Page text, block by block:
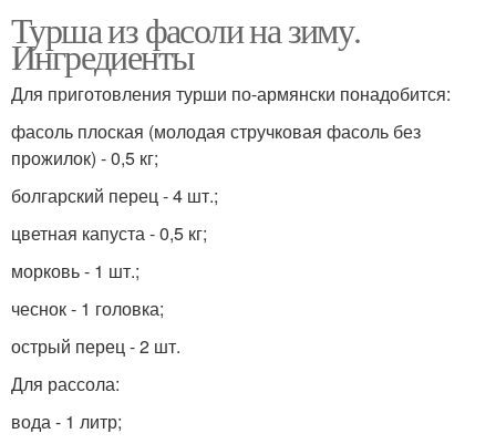
Турша из фасоли на зиму.
Ингредиенты
Для приготовления турши по-армянски понадобится:
фасоль плоская (молодая стручковая фасоль без
прожилок) - 0,5 кг;
болгарский перец - 4 шт.;
цветная капуста - 0,5 кг;
морковь - 1 шт.;
чеснок - 1 головка;
острый перец - 2 шт.
Для рассола:
вода - 1 литр;